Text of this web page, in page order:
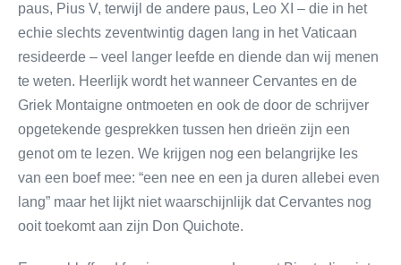
paus, Pius V, terwijl de andere paus, Leo XI – die in het
echie slechts zeventwintig dagen lang in het Vaticaan
resideerde – veel langer leefde en diende dan wij menen
te weten. Heerlijk wordt het wanneer Cervantes en de
Griek Montaigne ontmoeten en ook de door de schrijver
opgetekende gesprekken tussen hen drieën zijn een
genot om te lezen. We krijgen nog een belangrijke les
van een boef mee: “een nee en een ja duren allebei even
lang” maar het lijkt niet waarschijnlijk dat Cervantes nog
ooit toekomt aan zijn Don Quichote.